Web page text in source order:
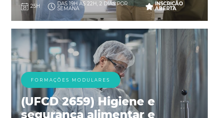
25H DAS 19H ÀS 22H, 2 DIAS POR
SEMANA
INSCRIÇÃO
ABERTA
FORMAÇÕES MODULARES
(UFCD 2659) Higiene e
segurança alimentar e